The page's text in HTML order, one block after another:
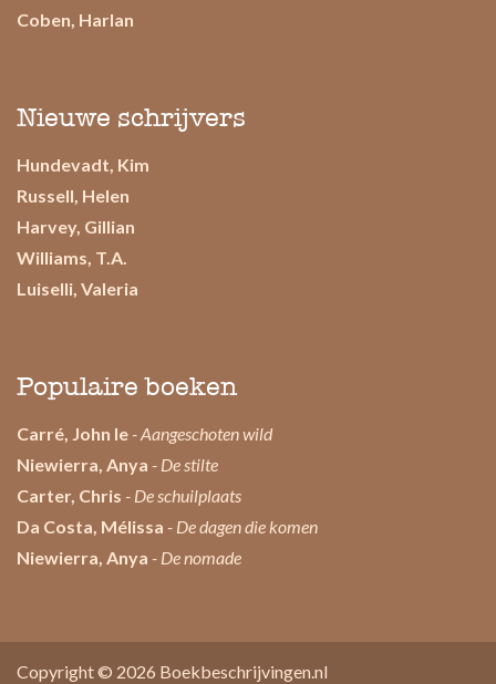
Coben, Harlan
Nieuwe schrijvers
Hundevadt, Kim
Russell, Helen
Harvey, Gillian
Williams, T.A.
Luiselli, Valeria
Populaire boeken
Carré, John le - Aangeschoten wild
Niewierra, Anya - De stilte
Carter, Chris - De schuilplaats
Da Costa, Mélissa - De dagen die komen
Niewierra, Anya - De nomade
Copyright © 2026 Boekbeschrijvingen.nl